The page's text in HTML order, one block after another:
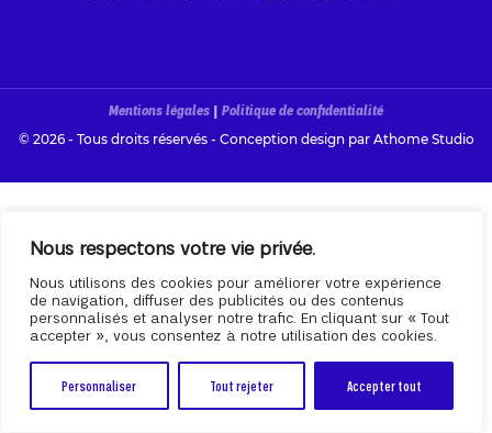
Nous respectons votre vie privée.
Nous utilisons des cookies pour améliorer votre expérience
de navigation, diffuser des publicités ou des contenus
personnalisés et analyser notre trafic. En cliquant sur « Tout
accepter », vous consentez à notre utilisation des cookies.
Personnaliser Tout rejeter Accepter tout
Mentions légales | Politique de confidentialité
© 2026 - Tous droits réservés - Conception design par Athome Studio